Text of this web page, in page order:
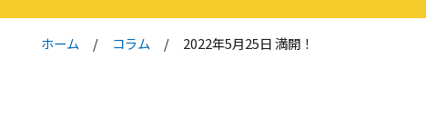
ホーム コラム 2022年5月25日 満開！